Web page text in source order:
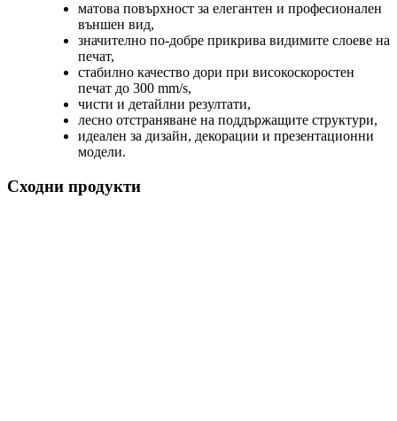
матова повърхност за елегантен и професионален
външен вид,
значително по-добре прикрива видимите слоеве на
печат,
стабилно качество дори при високоскоростен
печат до 300 mm/s,
чисти и детайлни резултати,
лесно отстраняване на поддържащите структури,
идеален за дизайн, декорации и презентационни
модели.
Сходни продукти